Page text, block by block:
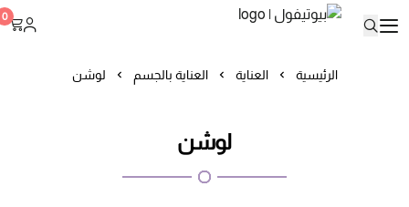
0
الرئيسية العناية العناية بالجسم لوشن
لوشن